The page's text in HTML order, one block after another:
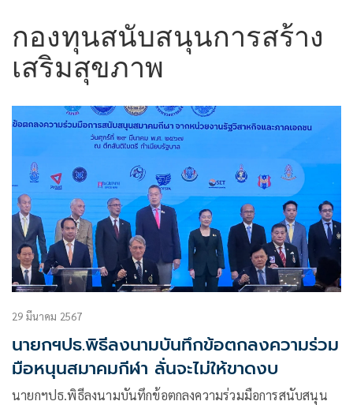
กองทุนสนับสนุนการสร้าง
เสริมสุขภาพ
29 มีนาคม 2567
นายกฯปธ.พิธีลงนามบันทึกข้อตกลงความร่วม
มือหนุนสมาคมกีฬา ลั่นจะไม่ให้ขาดงบ
นายกฯปธ.พิธีลงนามบันทึกข้อตกลงความร่วมมือการสนับสนุน